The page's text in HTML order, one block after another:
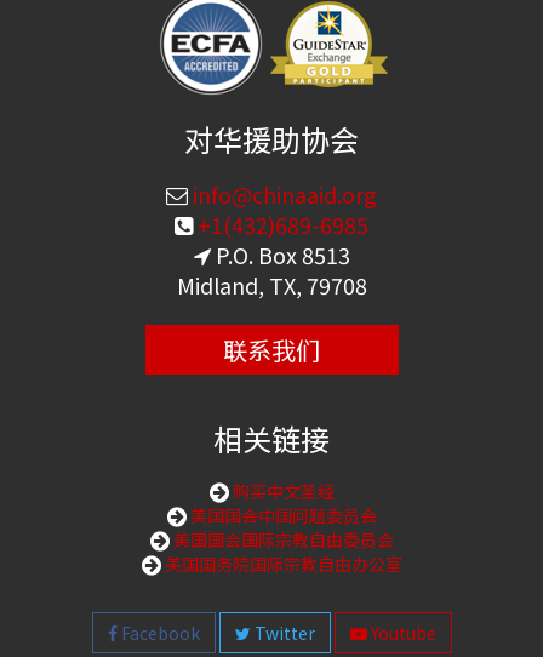
对华援助协会
info@chinaaid.org
+1(432)689-6985
P.O. Box 8513
Midland, TX, 79708
联系我们
相关链接
购买中文圣经
美国国会中国问题委员会
美国国会国际宗教自由委员会
美国国务院国际宗教自由办公室
Facebook Twitter Youtube